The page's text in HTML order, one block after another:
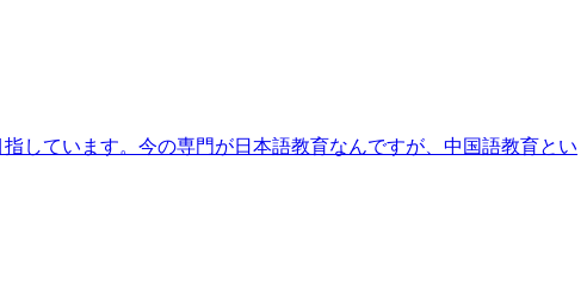
しています。今の専門が日本語教育なんですが、中国語教育とい